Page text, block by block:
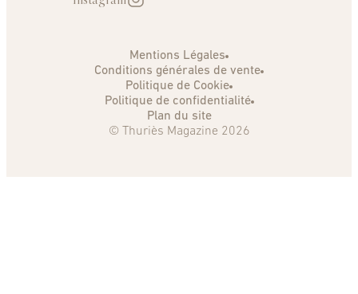
Mentions Légales
Conditions générales de vente
Politique de Cookie
Politique de confidentialité
Plan du site
© Thuriès Magazine 2026